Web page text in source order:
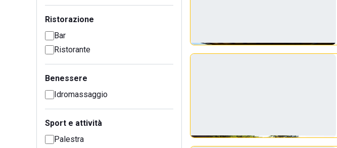
Ristorazione
Bar
Ristorante
Benessere
Idromassaggio
Sport e attività
Palestra